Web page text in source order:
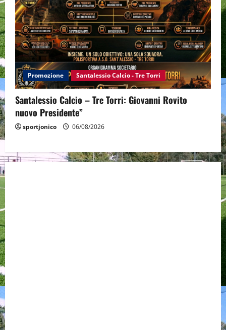
Promozione Santalessio Calcio - Tre Torri
Santalessio Calcio – Tre Torri: Giovanni Rovito
nuovo Presidente”
sportjonico 06/08/2026